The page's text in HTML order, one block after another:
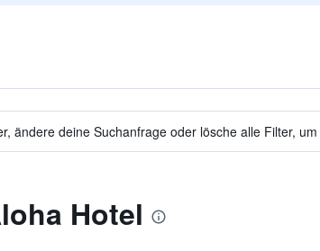
ändere deine Suchanfrage oder lösche alle Filter,
Hotel